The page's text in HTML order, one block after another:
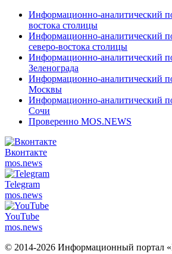
Информационно-аналитический
востока столицы
Информационно-аналитический
северо-востока столицы
Информационно-аналитический
Зеленограда
Информационно-аналитический
Москвы
Информационно-аналитический
Сочи
Проверенно MOS.NEWS
Вконтакте
mos.news
Telegram
mos.news
YouTube
mos.news
© 2014-2026 Информационный портал